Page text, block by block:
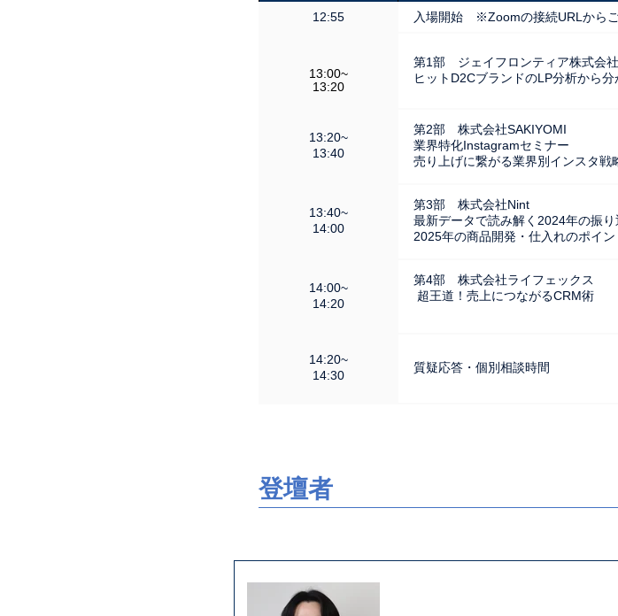
12:55 入場開始 ※Zoomの接続URLからご
13:00~
13:20
第1部 ジェイフロンティア株式会社
ヒットD2CブランドのLP分析から
13:20~
13:40
第2部 株式会社SAKIYOMI
業界特化Instagramセミナー
売り上げに繋がる業界別インスタ戦
13:40~
14:00
第3部 株式会社Nint
最新データで読み解く 2024年の振り
2025年の商品開発・仕入れのポイン
14:00~
14:20
第4部 株式会社ライフェックス
超王道！売上につながるCRM術
14:20~
14:30
質疑応答・個別相談時間
登壇者